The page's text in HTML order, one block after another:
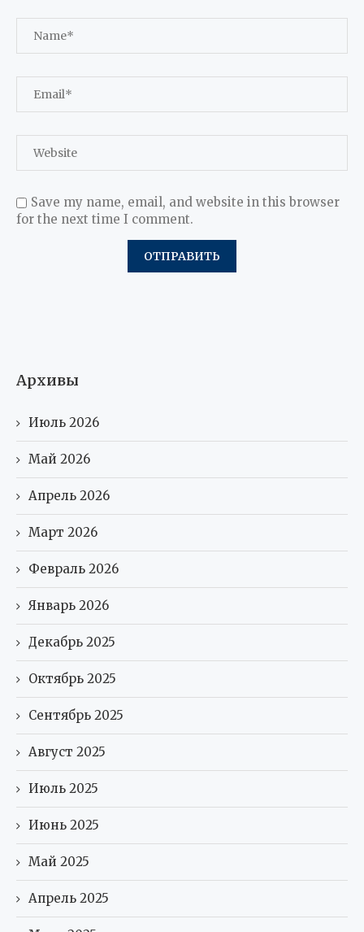
Save my name, email, and website in this browser
for the next time I comment.
Архивы
Июль 2026
Май 2026
Апрель 2026
Март 2026
Февраль 2026
Январь 2026
Декабрь 2025
Октябрь 2025
Сентябрь 2025
Август 2025
Июль 2025
Июнь 2025
Май 2025
Апрель 2025